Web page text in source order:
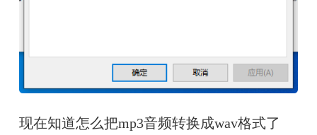
现在知道怎么把mp3音频转换成wav格式了